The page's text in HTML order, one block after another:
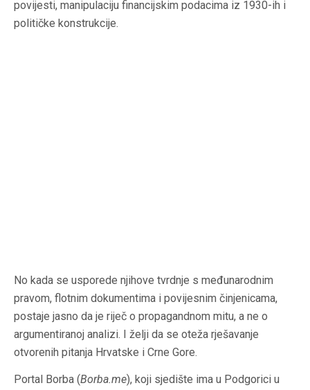
povijesti, manipulaciju financijskim podacima iz 1930-ih i
političke konstrukcije.
No kada se usporede njihove tvrdnje s međunarodnim
pravom, flotnim dokumentima i povijesnim činjenicama,
postaje jasno da je riječ o propagandnom mitu, a ne o
argumentiranoj analizi. I želji da se oteža rješavanje
otvorenih pitanja Hrvatske i Crne Gore.
Portal Borba (Borba.me), koji sjedište ima u Podgorici u